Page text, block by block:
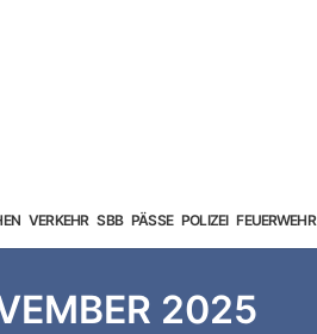
VERKEHR SBB PÄSSE POLIZEI FEUERWEHR
2025